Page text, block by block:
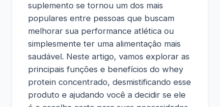
suplemento se tornou um dos mais
populares entre pessoas que buscam
melhorar sua performance atlética ou
simplesmente ter uma alimentação mais
saudável. Neste artigo, vamos explorar as
principais funções e benefícios do whey
protein concentrado, desmistificando esse
produto e ajudando você a decidir se ele